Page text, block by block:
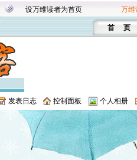
设万维读者为首页 万维
首 页
发表日志 控制面板 个人相册